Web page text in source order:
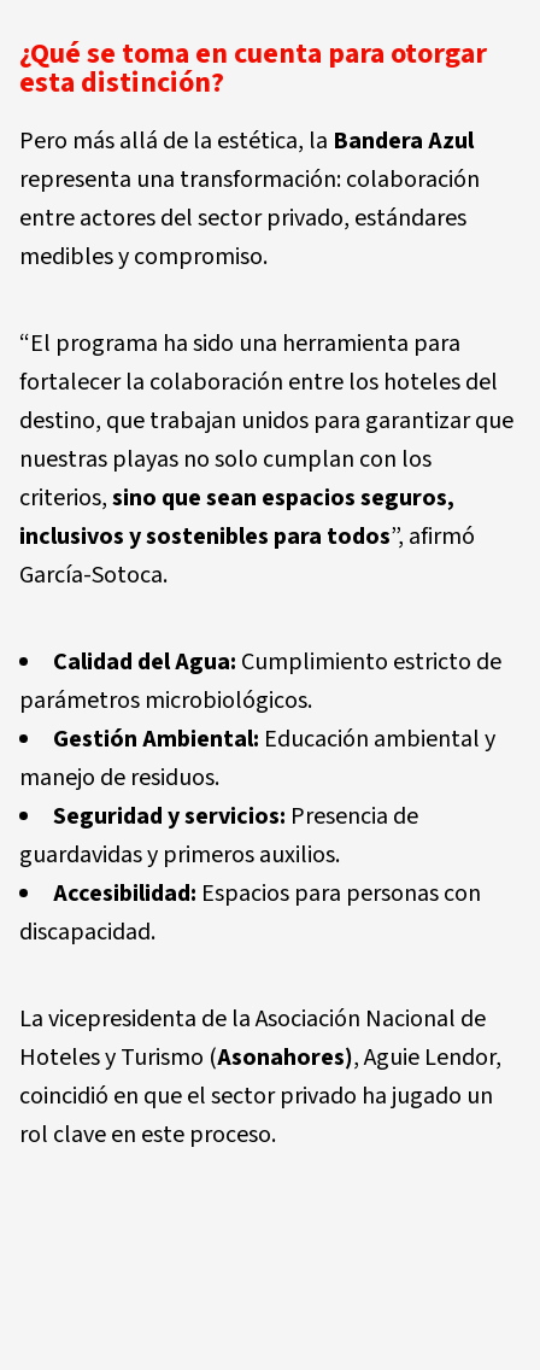
¿Qué se toma en cuenta para otorgar
esta distinción?
Pero más allá de la estética, la Bandera Azul
representa una transformación: colaboración
entre actores del sector privado, estándares
medibles y compromiso.
“El programa ha sido una herramienta para
fortalecer la colaboración entre los hoteles del
destino, que trabajan unidos para garantizar que
nuestras playas no solo cumplan con los
criterios,sino que sean espacios seguros,
inclusivos y sostenibles para todos”, afirmó
García-Sotoca.
Calidad del Agua: Cumplimiento estricto de
parámetros microbiológicos.
Gestión Ambiental: Educación ambiental y
manejo de residuos.
Seguridad y servicios: Presencia de
guardavidas y primeros auxilios.
Accesibilidad: Espacios para personas con
discapacidad.
La vicepresidenta de la Asociación Nacional de
Hoteles y Turismo (Asonahores), Aguie Lendor,
coincidió en que el sector privado ha jugado un
rol clave en este proceso.